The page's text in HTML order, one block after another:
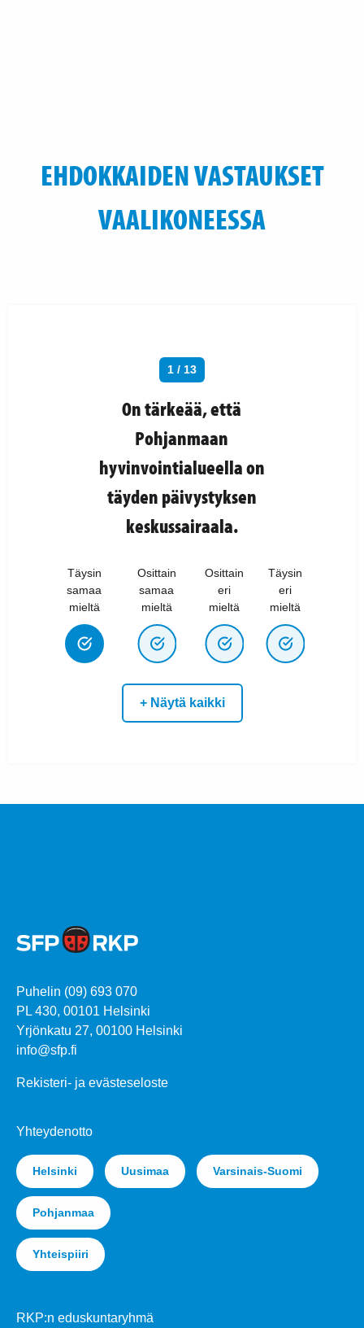
EHDOKKAIDEN VASTAUKSET
VAALIKONEESSA
1 / 13
On tärkeää, että
Pohjanmaan
hyvinvointialueella on
täyden päivystyksen
keskussairaala.
Täysin
samaa
mieltä
Osittain
samaa
mieltä
Osittain
eri
mieltä
Täysin
eri
mieltä
+ Näytä kaikki
Puhelin (09) 693 070
PL 430, 00101 Helsinki
Yrjönkatu 27, 00100 Helsinki
info@sfp.fi
Rekisteri- ja evästeseloste
Yhteydenotto
Helsinki Uusimaa Varsinais-Suomi
Pohjanmaa
Yhteispiiri
RKP:n eduskuntaryhmä